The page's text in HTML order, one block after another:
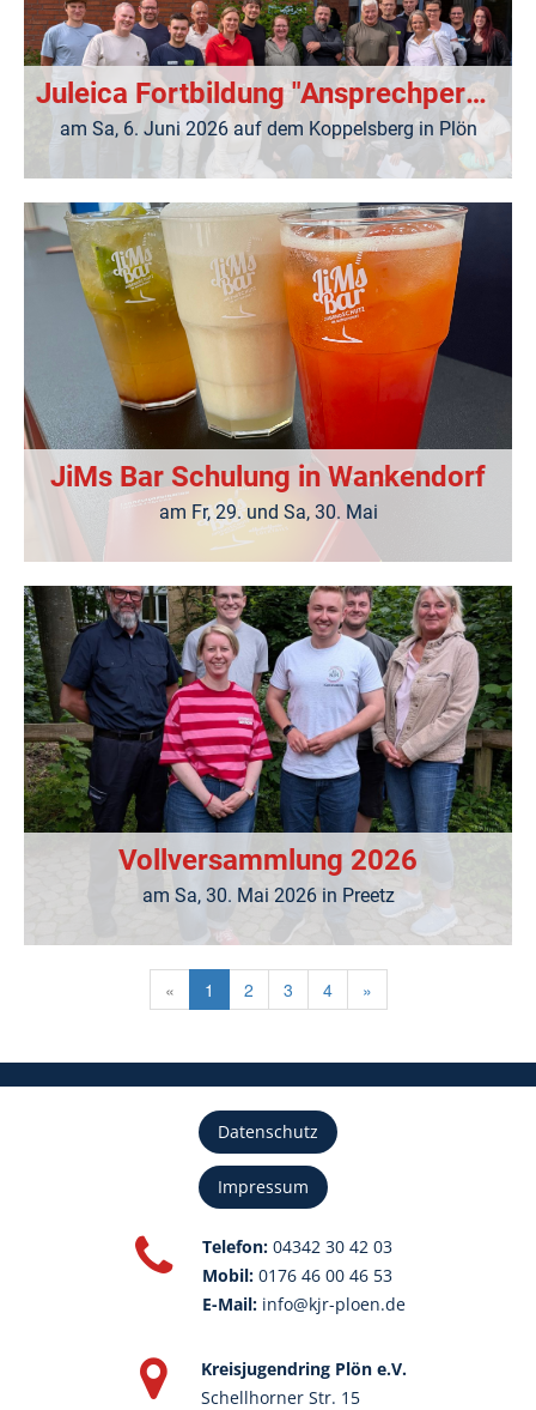
Juleica Fortbildung "Ansprechperson Kinderschutz"
am Sa, 6. Juni 2026 auf dem Koppelsberg in Plön
JiMs Bar Schulung in Wankendorf
am Fr, 29. und Sa, 30. Mai
Vollversammlung 2026
am Sa, 30. Mai 2026 in Preetz
« 1 2 3 4 »
Datenschutz
Impressum
 Telefon: 04342 30 42 03
Mobil: 0176 46 00 46 53
E-Mail: info@kjr-ploen.de

Kreisjugendring Plön e.V.
Schellhorner Str. 15